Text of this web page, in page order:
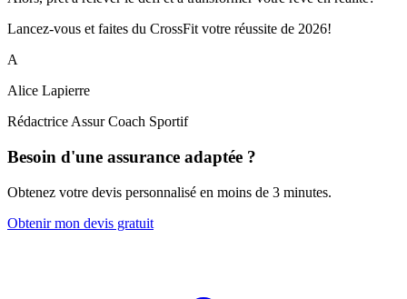
Lancez-vous et faites du CrossFit votre réussite de 2026!
A
Alice Lapierre
Rédactrice Assur Coach Sportif
Besoin d'une assurance adaptée ?
Obtenez votre devis personnalisé en moins de 3 minutes.
Obtenir mon devis gratuit